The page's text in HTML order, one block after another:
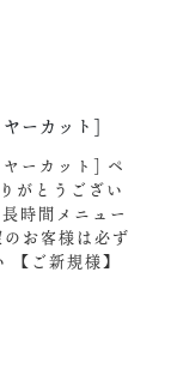
ーカット]
ーカット] ペ
がとうござい
時間メニュー
お客様は必ず
【ご新規様】